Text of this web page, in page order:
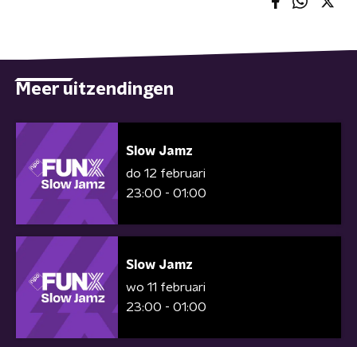
Meer uitzendingen
Slow Jamz
do 12 februari
23:00 - 01:00
Slow Jamz
wo 11 februari
23:00 - 01:00